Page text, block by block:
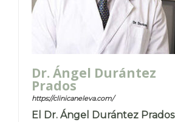
Dr. Ángel Durántez
Prados
https://clinicaneleva.com/
El Dr. Ángel Durántez Prados